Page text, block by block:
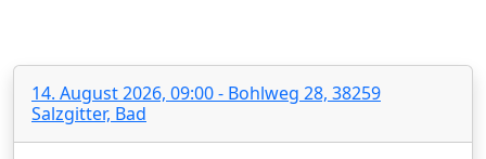
14. August 2026, 09:00 - Bohlweg 28, 38259
Salzgitter, Bad